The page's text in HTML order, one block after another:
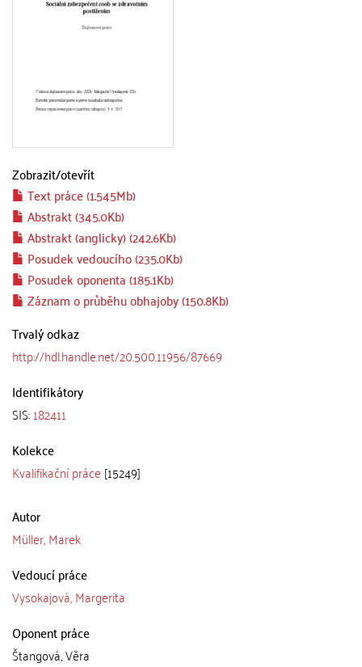
Zobrazit/otevřít
Text práce (1.545Mb)
Abstrakt (345.0Kb)
Abstrakt (anglicky) (242.6Kb)
Posudek vedoucího (235.0Kb)
Posudek oponenta (185.1Kb)
Záznam o průběhu obhajoby (150.8Kb)
Trvalý odkaz
http://hdl.handle.net/20.500.11956/87669
Identifikátory
SIS:182411
Kolekce
Kvalifikační práce [15249]
Autor
Müller, Marek
Vedoucí práce
Vysokajová, Margerita
Oponent práce
Štangová, Věra